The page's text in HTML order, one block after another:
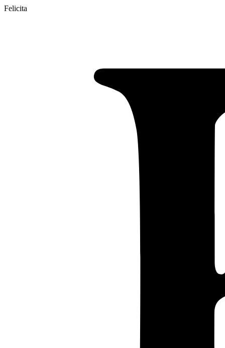
Felicita